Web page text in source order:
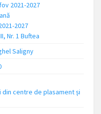
2021-2027
2027
Nr. 1 Buftea
Saligny
centre de plasament și